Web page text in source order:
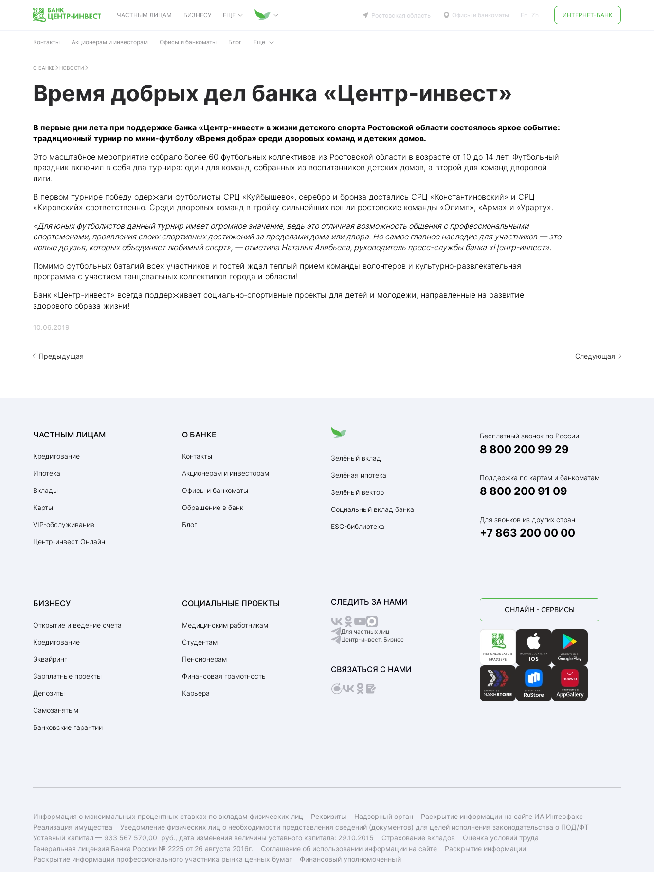
ЧАСТНЫМ ЛИЦАМ БИЗНЕСУ ЕЩЕ Ростовская область Офисы и банкоматы En Zh ИНТЕРНЕТ-БАНК
Контакты Акционерам и инвесторам Офисы и банкоматы Блог Еще
О БАНКЕ НОВОСТИ
Время добрых дел банка «Центр-инвест»
В первые дни лета при поддержке банка «Центр-инвест» в жизни детского спорта Ростовской области состоялось яркое событие:
традиционный турнир по мини-футболу «Время добра» среди дворовых команд и детских домов.
Это масштабное мероприятие собрало более 60 футбольных коллективов из Ростовской области в возрасте от 10 до 14 лет. Футбольный
праздник включил в себя два турнира: один для команд, собранных из воспитанников детских домов, а второй для команд дворовой
лиги.
В первом турнире победу одержали футболисты СРЦ «Куйбышево», серебро и бронза достались СРЦ «Константиновский» и СРЦ
«Кировский» соответственно. Среди дворовых команд в тройку сильнейших вошли ростовские команды «Олимп», «Арма» и «Урарту».
«Для юных футболистов данный турнир имеет огромное значение, ведь это отличная возможность общения с профессиональными
спортсменами, проявления своих спортивных достижений за пределами дома или двора. Но самое главное наследие для участников — это
новые друзья, которых объединяет любимый спорт», — отметила Наталья Алябьева, руководитель пресс-службы банка «Центр-инвест».
Помимо футбольных баталий всех участников и гостей ждал теплый прием команды волонтеров и культурно-развлекательная
программа с участием танцевальных коллективов города и области!
Банк «Центр-инвест» всегда поддерживает социально-спортивные проекты для детей и молодежи, направленные на развитие
здорового образа жизни!
10.06.2019
Предыдущая Следующая
ЧАСТНЫМ ЛИЦАМ
Кредитование
Ипотека
Вклады
Карты
VIP-обслуживание
Центр-инвест Онлайн
БИЗНЕСУ
Открытие и ведение счета
Кредитование
Эквайринг
Зарплатные проекты
Депозиты
Самозанятым
Банковские гарантии
О БАНКЕ
Контакты
Акционерам и инвесторам
Офисы и банкоматы
Обращение в банк
Блог
СОЦИАЛЬНЫЕ ПРОЕКТЫ
Медицинским работникам
Студентам
Пенсионерам
Финансовая грамотность
Карьера
Зелёный вклад
Зелёная ипотека
Зелёный вектор
Социальный вклад банка
ESG-библиотека
СЛЕДИТЬ ЗА НАМИ
Для частных лиц
Центр-инвест. Бизнес
СВЯЗАТЬСЯ С НАМИ
Бесплатный звонок по России
8 800 200 99 29
Поддержка по картам и банкоматам
8 800 200 91 09
Для звонков из других стран
+7 863 200 00 00
ОНЛАЙН - СЕРВИСЫ
Информация о максимальных процентных ставках по вкладам физических лиц Реквизиты Надзорный орган
Раскрытие информации на сайте ИА Интерфакс
Реализация имущества
Уведомление физических лиц о необходимости представления сведений (документов) для целей исполнения законодательства о ПОД/ФТ
Уставный капитал — 933 567 570,00 руб., дата изменения величины уставного капитала: 29.10.2015
Страхование вкладов
Оценка условий труда
Генеральная лицензия Банка России № 2225 от 26 августа 2016г.
Соглашение об использовании информации на сайте
Раскрытие информации
Раскрытие информации профессионального участника рынка ценных бумаг
Финансовый уполномоченный